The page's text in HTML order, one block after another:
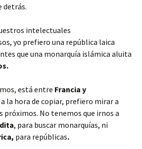
detrás.
intelectuales
, yo prefiero una república laica
que una monarquía islámica aluita
está entre Francia y
a la hora de copiar, prefiero mirar a
próximos. No tenemos que irnos a
, para buscar monarquías, ni
para repúblicas.